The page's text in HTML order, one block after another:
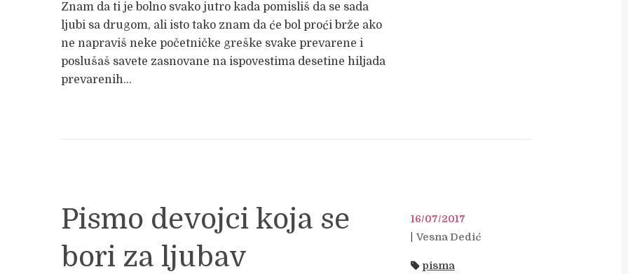
Znam da ti je bolno svako jutro kada pomisliš da se sada
ljubi sa drugom, ali isto tako znam da će bol proći brže ako
ne napraviš neke početničke greške svake prevarene i
poslušaš savete zasnovane na ispovestima desetine hiljada
prevarenih...
Pismo devojci koja se
bori za ljubav
16/07/2017
Vesna Dedić
pisma